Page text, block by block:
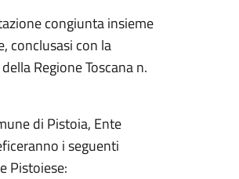
congiunta insieme
conclusasi con la
Regione Toscana n.
di Pistoia, Ente
i seguenti
Pistoiese: